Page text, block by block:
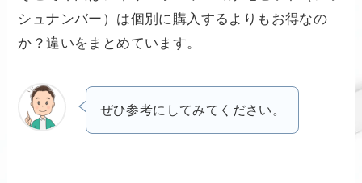
シュナンバー）は個別に購入するよりもお得なの
か？違いをまとめています。
ぜひ参考にしてみてください。